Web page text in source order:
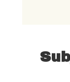
Aug. 24, 2025